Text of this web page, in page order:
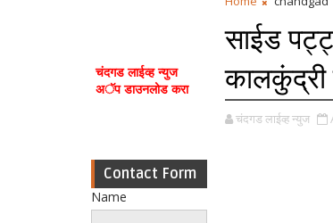
चंदगड लाईव्ह न्युज
अॅप डाउनलोड करा
Contact Form
Name
साईड
कालकुंद्री
चंदगड लाईव्ह न्युज